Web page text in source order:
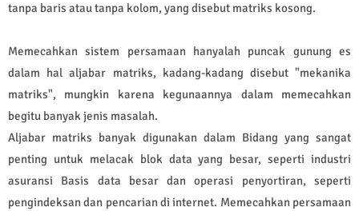
tanpa baris atau tanpa kolom, yang disebut matriks kosong.
Memecahkan sistem persamaan hanyalah puncak gunung es
dalam hal aljabar matriks, kadang-kadang disebut "mekanika
matriks", mungkin karena kegunaannya dalam memecahkan
begitu banyak jenis masalah.
Aljabar matriks banyak digunakan dalam Bidang yang sangat
penting untuk melacak blok data yang besar, seperti industri
asuransi Basis data besar dan operasi penyortiran, seperti
pengindeksan dan pencarian di internet. Memecahkan persamaan